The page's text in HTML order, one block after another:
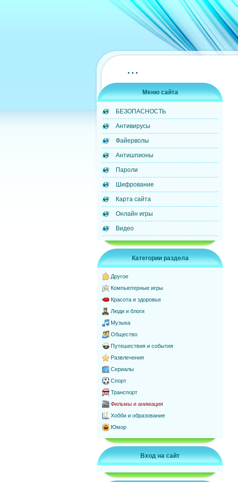
...
Меню сайта
БЕЗОПАСНОСТЬ
Антивирусы
Файерволы
Антишпионы
Пароли
Шифрование
Карта сайта
Онлайн игры
Видео
Категории раздела
Другое
Компьютерные игры
Красота и здоровье
Люди и блоги
Музыка
Общество
Путешествия и события
Развлечения
Сериалы
Спорт
Транспорт
Фильмы и анимация
Хобби и образование
Юмор
Вход на сайт